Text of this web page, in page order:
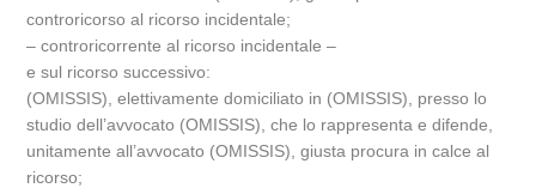
controricorso al ricorso incidentale;
– controricorrente al ricorso incidentale –
e sul ricorso successivo:
(OMISSIS), elettivamente domiciliato in (OMISSIS), presso lo
studio dell’avvocato (OMISSIS), che lo rappresenta e difende,
unitamente all’avvocato (OMISSIS), giusta procura in calce al
ricorso;